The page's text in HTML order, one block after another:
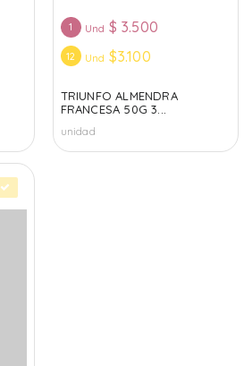
1 Und $ 3.500
12 Und $3.100
TRIUNFO ALMENDRA
FRANCESA 50G 3...
unidad